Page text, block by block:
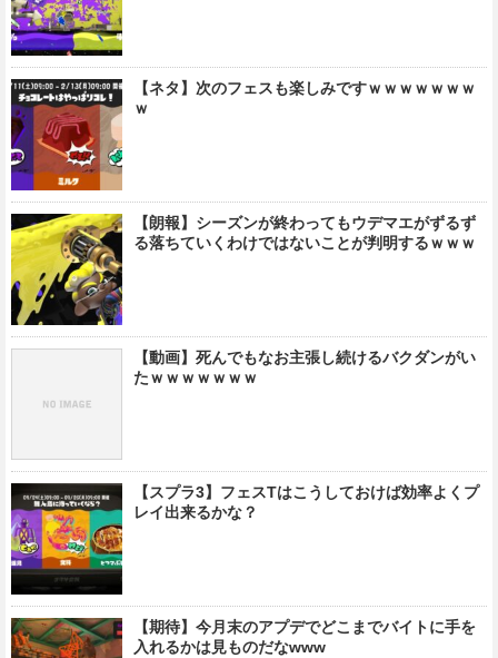
【ネタ】次のフェスも楽しみですｗｗｗｗｗｗｗ
ｗ
【朗報】シーズンが終わってもウデマエがずるず
る落ちていくわけではないことが判明するｗｗｗ
【動画】死んでもなお主張し続けるバクダンがい
たｗｗｗｗｗｗｗ
【スプラ3】フェスTはこうしておけば効率よくプ
レイ出来るかな？
【期待】今月末のアプデでどこまでバイトに手を
入れるかは見ものだなwww